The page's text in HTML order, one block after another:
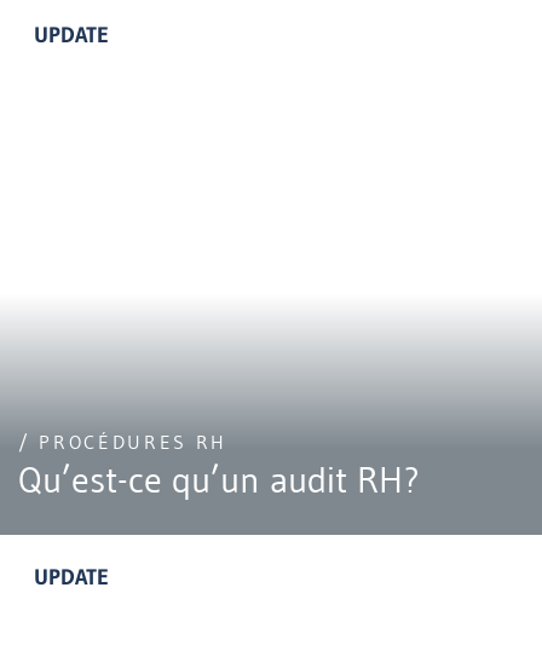
UPDATE
/ PROCÉDURES RH
Qu’est-ce qu’un audit RH?
UPDATE